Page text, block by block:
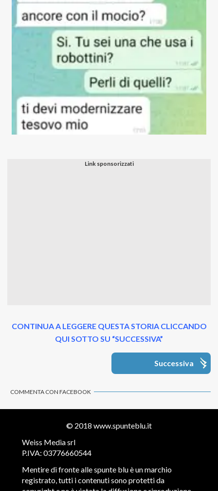
CONTINUA A LEGGERE QUESTA STORIA CLICCANDO
QUI SOTTO SU “SUCCESSIVA”
Successiva
COMMENTA CON FACEBOOK
© 2018 www.spunteblu.it
Weiss Media srl
P.IVA: 03776660544
Mentire di fronte alle spunte blu è un marchio
registrato, tutti i contenuti sono protetti da